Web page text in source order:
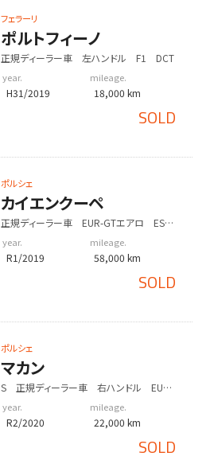
フェラーリ
ポルトフィーノ
正規ディーラー車 左ハンドル F1 DCT
year.
H31/2019
mileage.
18,000 km
SOLD
ポルシェ
カイエンクーペ
正規ディーラー車 EUR-GTエアロ ESダ
ンドル 2020yモデル
year.
R1/2019
mileage.
58,000 km
SOLD
ポルシェ
マカン
S 正規ディーラー車 右ハンドル EUR-
year.
R2/2020
mileage.
22,000 km
SOLD